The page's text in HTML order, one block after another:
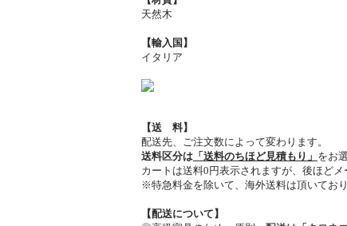
天然木
【輸入国】
イタリア
【送 料】
配送先、ご注文数によって変わります。
送料区分は 「送料のちほど見積もり」 をお
カートは送料0円表示されますが、後ほど
※特急料金を除いて、海外送料は頂いてお
【配送について】